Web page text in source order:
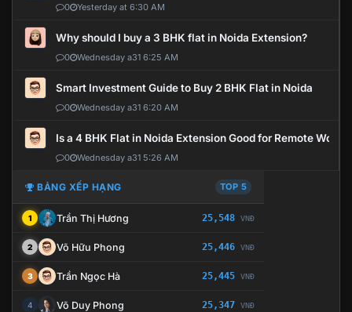
0 Yesterday at 6:30 AM
Why should I buy a 3 BHK flat in Noida Extension?
0 Wednesday a31 6:25 AM
Smart Investment Guide to Buy 2 BHK Flat in Noida
0 Wednesday a31 6:20 AM
Is a 4 BHK Flat in Noida Extension Good for Remote Work?
0 Wednesday a31 5:26 AM
BẢNG XẾP HẠNG TOP 5
1 Trần Thị Hương 25,548 VNĐ
2 Võ Hữu Phong 25,446 VNĐ
3 Trần Ngọc Hà 25,445 VNĐ
4 Võ Duy Phong 25,347 VNĐ